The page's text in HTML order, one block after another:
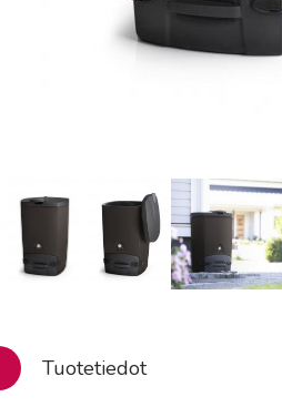
Tuotetiedot